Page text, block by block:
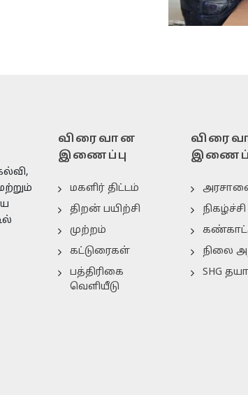
விரைவான
இணைப்பு
மகளிர் திட்டம்
திறன் பயிற்சி
முற்றம்
கட்டுரைகள்
பத்திரிகை
வெளியீடு
நிலை
SHG